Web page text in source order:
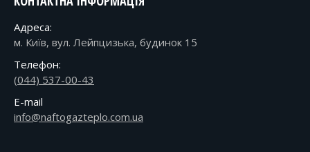
Адреса:
м. Київ, вул. Лейпцизька, будинок 15
Телефон:
(044) 537-00-43
E-mail
info@naftogazteplo.com.ua